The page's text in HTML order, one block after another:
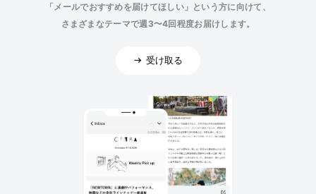
「メールでおすすめを届けてほしい」という方に向けて、
さまざまなテーマで週3〜4回程度お届けします。
受け取る